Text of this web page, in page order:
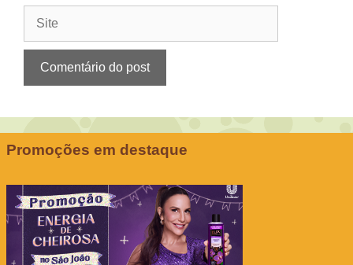
Promoções em destaque